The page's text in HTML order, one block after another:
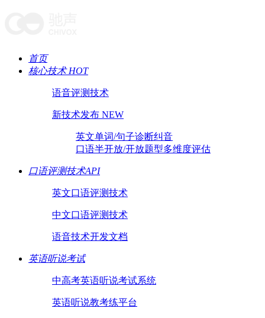
首页
核心技术 HOT
语音评测技术
新技术发布 NEW
英文单词/句子诊断纠音
口语半开放/开放题型多维度评估
口语评测技术API
英文口语评测技术
中文口语评测技术
语音技术开发文档
英语听说考试
中高考英语听说考试系统
英语听说教考练平台